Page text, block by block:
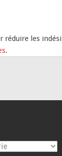
réduire les
.